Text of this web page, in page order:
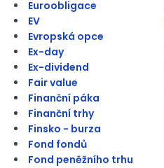
Euroobligace
EV
Evropská opce
Ex-day
Ex-dividend
Fair value
Finanční páka
Finanční trhy
Finsko - burza
Fond fondů
Fond peněžního trhu